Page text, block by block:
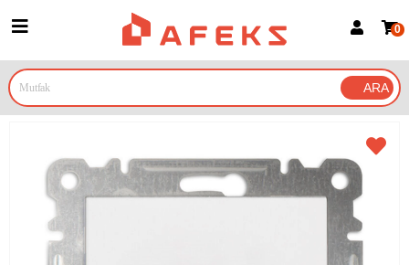
Google İle Bağlan
0